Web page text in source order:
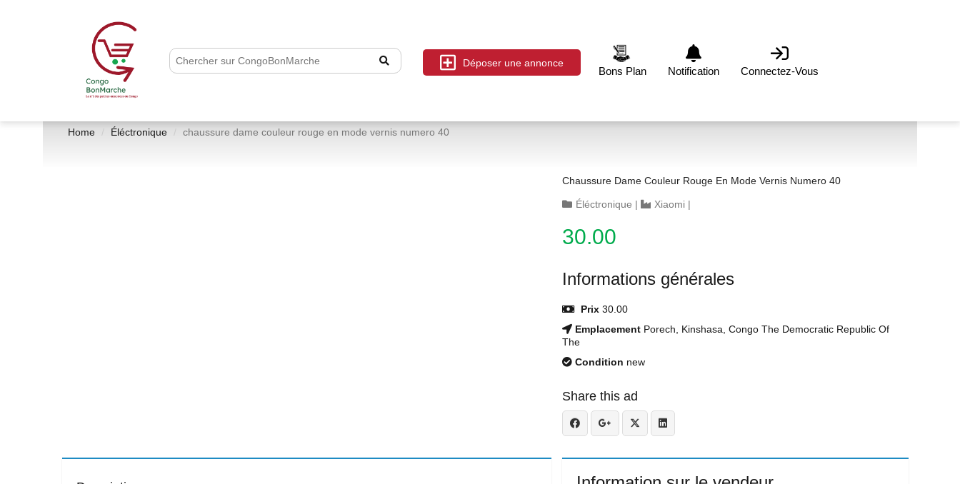
Déposer une annonce
Bons Plan Notification Connectez-Vous
Home Éléctronique chaussure dame couleur rouge en mode vernis numero 40
Chaussure Dame Couleur Rouge En Mode Vernis Numero 40
Éléctronique | Xiaomi |
30.00
Informations générales
Prix 30.00
Emplacement Porech, Kinshasa, Congo The Democratic Republic Of
The
Condition new
Share this ad